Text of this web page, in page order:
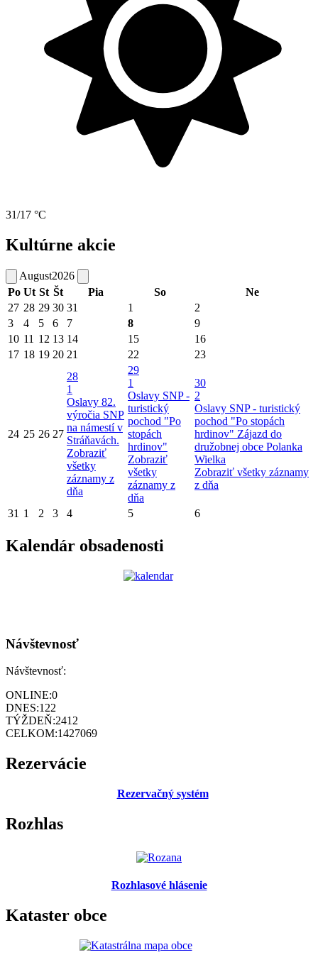
31/17 °C
Kultúrne akcie
August2026
Po Ut St Št Pia So
Ne
27 28 29 30 31 1
2
3
4 5 6 7 8
9
10 11 12 13 14 15
16
17 18 19 20 21 22 23
24 25 26 27
28
1
Oslavy 82.
výročia SNP
na námestí v
Stráňavách.
Zobraziť
všetky
záznamy z
dňa
29
1
Oslavy SNP -
turistický
pochod "Po
stopách
hrdinov"
Zobraziť
všetky
záznamy z
dňa
30
2
Oslavy SNP - turistický
pochod "Po stopách
hrdinov" Zájazd do
družobnej obce Polanka
Wielka
Zobraziť všetky záznamy
z dňa
31 1 2 3 4 5 6
Kalendár obsadenosti
Návštevnosť
Návštevnosť:
ONLINE:0
DNES:122
TÝŽDEŇ:2412
CELKOM:1427069
Rezervácie
Rezervačný systém
Rozhlas
Rozhlasové hlásenie
Kataster obce